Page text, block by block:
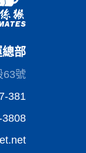
部
63號
381